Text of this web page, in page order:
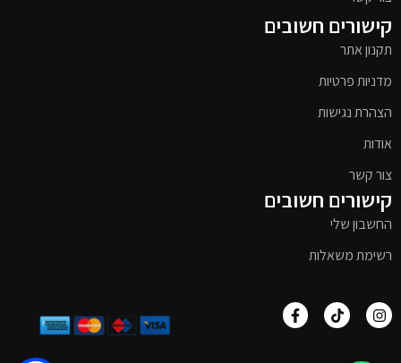
קישורים חשובים
תקנון אתר
מדניות פרטיות
הצהרת נגישות
אודות
צור קשר
קישורים חשובים
החשבון שלי
רשימת משאלות